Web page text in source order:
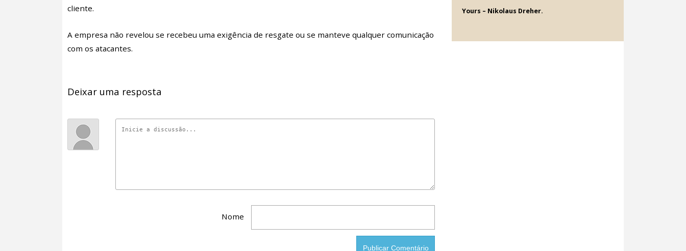
cliente.
A empresa não revelou se recebeu uma exigência de resgate ou se manteve qualquer comunicação
com os atacantes.
Deixar uma resposta
Nome
Yours – Nikolaus Dreher.